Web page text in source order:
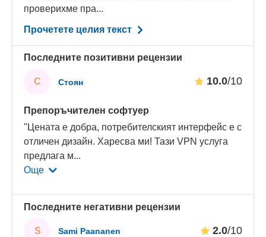
проверихме пра...
Прочетете целия текст
Последните позитивни рецензии
С Стоян 10.0/10
Препоръчителен софтуер
"Цената е добра, потребителският интерфейс е с
отличен дизайн. Харесва ми! Тази VPN услуга
предлага м...
Още
Последните негативни рецензии
S Sami Paananen 2.0/10